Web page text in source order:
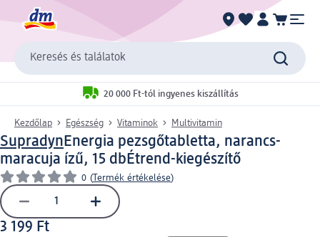
Keresés és találatok
20 000 Ft-tól ingyenes kiszállítás
Kezdőlap Egészség Vitaminok Multivitamin
SupradynEnergia pezsgőtabletta, narancs-
maracuja ízű, 15 dbÉtrend-kiegészítő
0 (Termék értékelése)
3 199 Ft